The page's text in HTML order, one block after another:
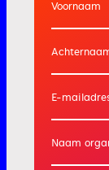
Voornaam
E-
Naam